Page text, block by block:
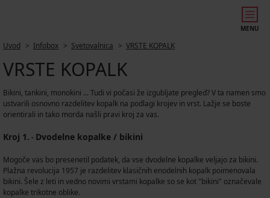
MENU
Uvod Infobox Svetovalnica VRSTE KOPALK
VRSTE KOPALK
Bikini, tankini, monokini ... Tudi vi počasi že izgubljate pregled? V ta namen smo
ustvarili osnovno razdelitev kopalk na podlagi krojev in vrst. Lažje se boste
orientirali in tako morda našli pravi kroj za vas.
Kroj 1. - Dvodelne kopalke / bikini
Mogoče vas bo presenetil podatek, da vse dvodelne kopalke veljajo za bikini.
Plažna revolucija 1957 je razdelitev klasičnih enodelnih kopalk poimenovala
bikini. Šele z leti in vedno novimi vrstami kopalke so se kot "bikini" označevale
kopalke trikotne oblike.